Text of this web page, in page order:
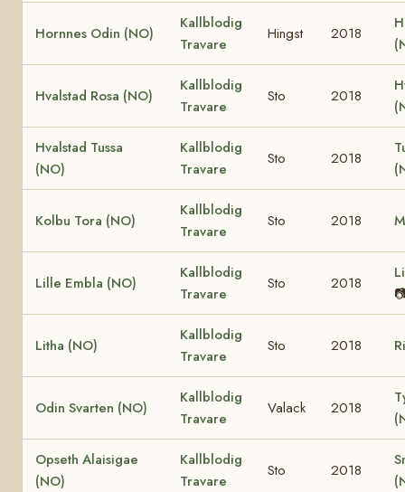
Hornnes Odin (NO)
Kallblodig
Travare
Hingst 2018
Hvalstad Rosa (NO)
Kallblodig
Travare
Sto 2018
Hvalstad Tussa
(NO)
Kallblodig
Travare
Sto 2018
Kolbu Tora (NO)
Kallblodig
Travare
Sto 2018
Lille Embla (NO)
Kallblodig
Travare
Sto 2018
Litha (NO)
Kallblodig
Travare
Sto 2018
Odin Svarten (NO)
Kallblodig
Travare
Valack 2018
Opseth Alaisigae
(NO)
Kallblodig
Travare
Sto 2018